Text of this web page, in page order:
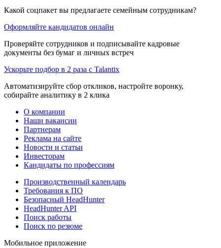
Какой соцпакет вы предлагаете семейным сотрудникам?
Оформляйте кандидатов онлайн
Проверяйте сотрудников и подписывайте кадровые
документы без бумаг и личных встреч
Ускорьте подбор в 2 раза с Talantix
Автоматизируйте сбор откликов, настройте воронку,
собирайте аналитику в 2 клика
О компании
Наши вакансии
Партнерам
Реклама на сайте
Новости и статьи
Инвесторам
Кандидаты по профессиям
Производственный календарь
Требования к ПО
Безопасный HeadHunter
HeadHunter API
Поиск работы
Поиск по резюме
Мобильное приложение